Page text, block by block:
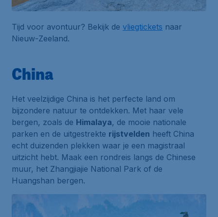
Tijd voor avontuur? Bekijk de vliegtickets naar
Nieuw-Zeeland.
China
Het veelzijdige China is het perfecte land om
bijzondere natuur te ontdekken. Met haar vele
bergen, zoals de Himalaya, de mooie nationale
parken en de uitgestrekte rijstvelden heeft China
echt duizenden plekken waar je een magistraal
uitzicht hebt. Maak een rondreis langs de Chinese
muur, het Zhangjiajie National Park of de
Huangshan bergen.